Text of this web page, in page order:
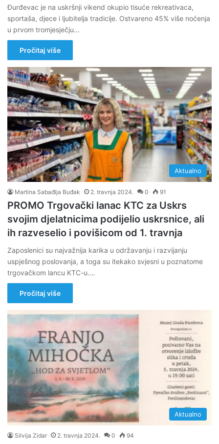
Đurđevac je na uskršnji vikend okupio tisuće rekreativaca,
sportaša, djece i ljubitelja tradicije. Ostvareno 45% više noćenja
u prvom tromjesječju…
Pročitaj više
Aktualno
Martina Sabađija Buđak 2. travnja 2024. 0 91
PROMO Trgovački lanac KTC za Uskrs
svojim djelatnicima podijelio uskrsnice, ali
ih razveselio i povišicom od 1. travnja
Zaposlenici su najvažnija karika u održavanju i razvijanju
uspješnog poslovanja, a toga su itekako svjesni u poznatome
trgovačkom lancu KTC-u.…
Pročitaj više
Aktualno
Silvija Zidar 2. travnja 2024. 0 94